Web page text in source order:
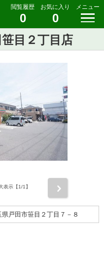
閲覧履歴
0
お気に入り
0
メニュー
目２丁目店
表示【1/1】
県戸田市笹目２丁目７－８